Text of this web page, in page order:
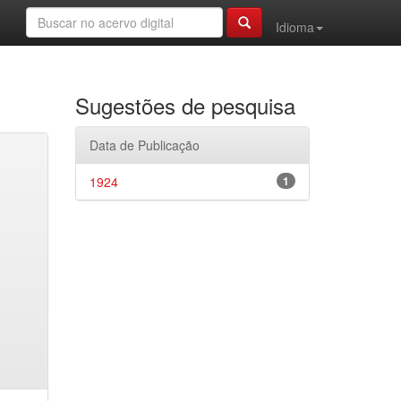
Idioma
Sugestões de pesquisa
Data de Publicação
1
1924